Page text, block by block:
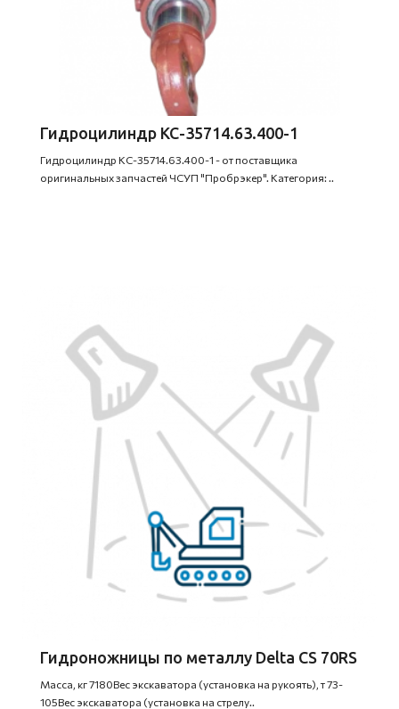
Гидроцилиндр КС-35714.63.400-1
Гидроцилиндр КС-35714.63.400-1 - от поставщика
оригинальных запчастей ЧСУП "Пробрэкер". Категория: ..
Гидроножницы по металлу Delta CS 70RS
Масса, кг 7180Вес экскаватора (установка на рукоять), т 73-
105Вес экскаватора (установка на стрелу..